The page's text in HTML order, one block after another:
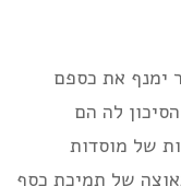
ימנף את כספם
לה הם
של מוסדות
של תמיכת כסף